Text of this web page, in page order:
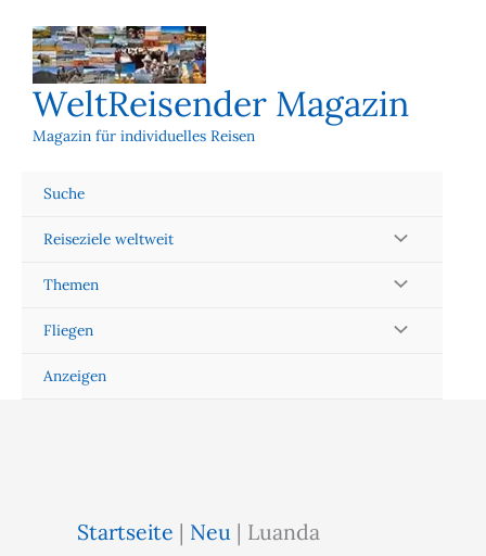
Inhalt
springen
WeltReisender Magazin
Magazin für individuelles Reisen
Suche
Reiseziele weltweit
Themen
Fliegen
Anzeigen
Startseite | Neu | Luanda